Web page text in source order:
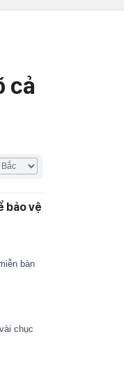
cả
bảo vệ
bàn
chục